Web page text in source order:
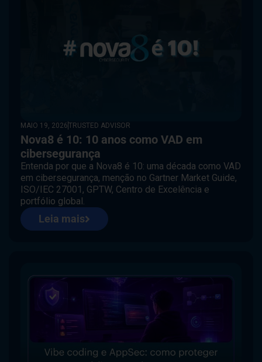
MAIO 19, 2026TRUSTED ADVISOR
Nova8 é 10: 10 anos como VAD em
cibersegurança
Entenda por que a Nova8 é 10: uma década como VAD
em cibersegurança, menção no Gartner Market Guide,
ISO/IEC 27001, GPTW, Centro de Excelência e
portfólio global.
Leia mais